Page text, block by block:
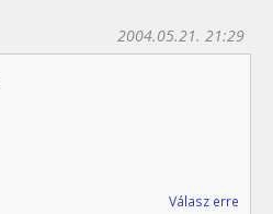
2004.05.21. 21:29
Válasz erre